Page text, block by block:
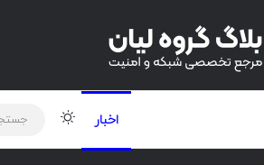
اخبار تغییر